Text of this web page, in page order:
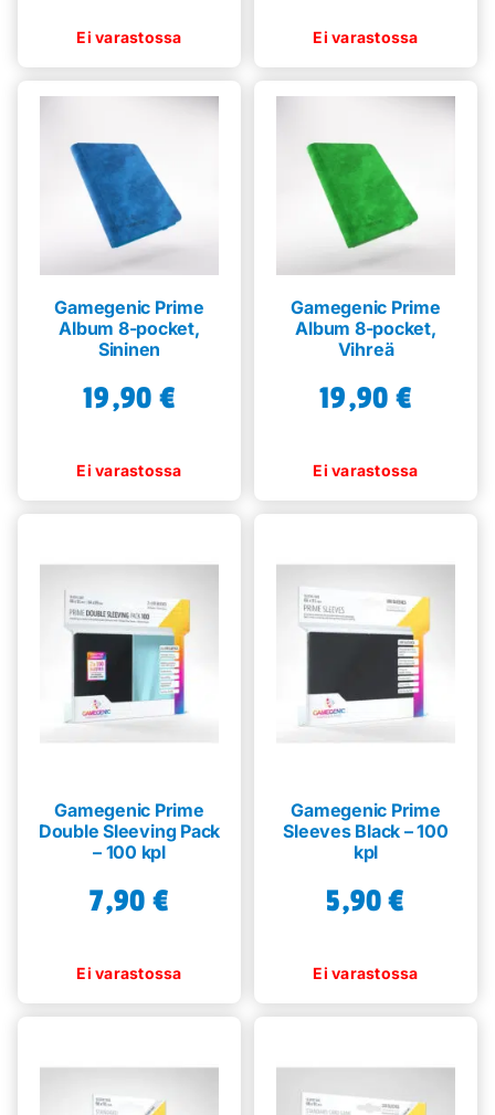
Gamegenic Prime
Album 8-pocket,
Sininen
19,90 €
Gamegenic Prime
Album 8-pocket,
Vihreä
19,90 €
Gamegenic Prime
Double Sleeving Pack
– 100 kpl
7,90 €
Gamegenic Prime
Sleeves Black – 100
kpl
5,90€